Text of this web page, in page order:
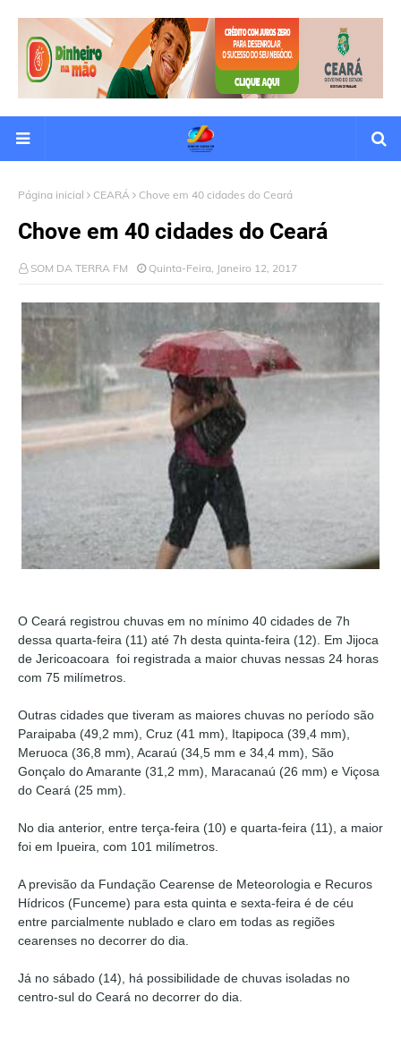
Página inicial CEARÁ Chove em 40 cidades do Ceará
Chove em 40 cidades do Ceará
SOM DA TERRA FM Quinta-Feira, Janeiro 12, 2017
O Ceará registrou chuvas em no mínimo 40 cidades de 7h
dessa quarta-feira (11) até 7h desta quinta-feira (12). Em Jijoca
de Jericoacoara foi registrada a maior chuvas nessas 24 horas
com 75 milímetros.
Outras cidades que tiveram as maiores chuvas no período são
Paraipaba (49,2 mm), Cruz (41 mm), Itapipoca (39,4 mm),
Meruoca (36,8 mm), Acaraú (34,5 mm e 34,4 mm), São
Gonçalo do Amarante (31,2 mm), Maracanaú (26 mm) e Viçosa
do Ceará (25 mm).
No dia anterior, entre terça-feira (10) e quarta-feira (11), a maior
foi em Ipueira, com 101 milímetros.
A previsão da Fundação Cearense de Meteorologia e Recuros
Hídricos (Funceme) para esta quinta e sexta-feira é de céu
entre parcialmente nublado e claro em todas as regiões
cearenses no decorrer do dia.
Já no sábado (14), há possibilidade de chuvas isoladas no
centro-sul do Ceará no decorrer do dia.